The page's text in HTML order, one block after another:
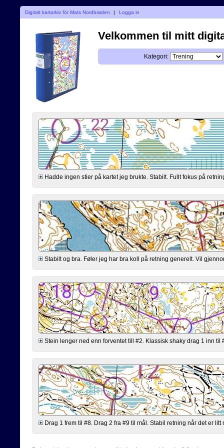
Digitalt kartarkiv för Mats Nordbrøden | Logga in
Velkommen til mitt
Kategori:
Hadde ingen stier på kartet jeg brukte. Stabilt. Fullt fokus på
Stabilt og bra. Føler jeg har bra koll på retning generelt. Vil
Stein lenger ned enn forventet till #2. Klassisk shaky drag 1 inn
Drag 1 frem til #8. Drag 2 fra #9 til mål. Stabil retning når det er